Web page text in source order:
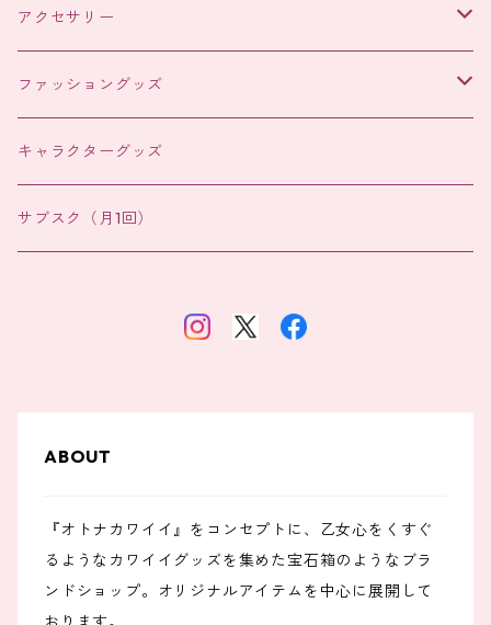
アクセサリー
ヘアアクセサリー
ファッショングッズ
ヘアアクセサリー
バッグチャーム
キャラクターグッズ
サブスク（月1回）
ABOUT
『オトナカワイイ』をコンセプトに、乙女心をくすぐ
るようなカワイイグッズを集めた宝石箱のようなブラ
ンドショップ。オリジナルアイテムを中心に展開して